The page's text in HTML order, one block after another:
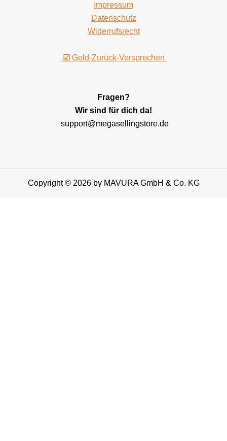
Impressum
Datenschutz
Widerrufsrecht
☑ Geld-Zurück-Versprechen
Fragen?
Wir sind für dich da!
support@megasellingstore.de
Copyright © 2026 by MAVURA GmbH & Co. KG